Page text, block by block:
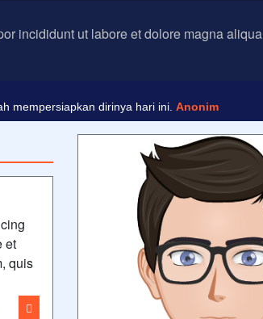
incididunt ut labore et dolore magna aliqua
et
quis